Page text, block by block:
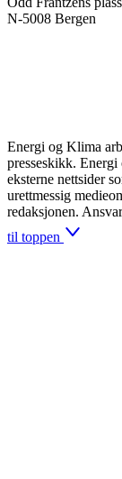
N-5008 Bergen
Energi og Klima
presseskikk.
eksterne nettsider
urettmessig
redaksjonen.
til toppen